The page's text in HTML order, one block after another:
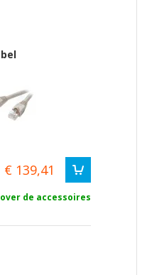
€ 139,41
de accessoires